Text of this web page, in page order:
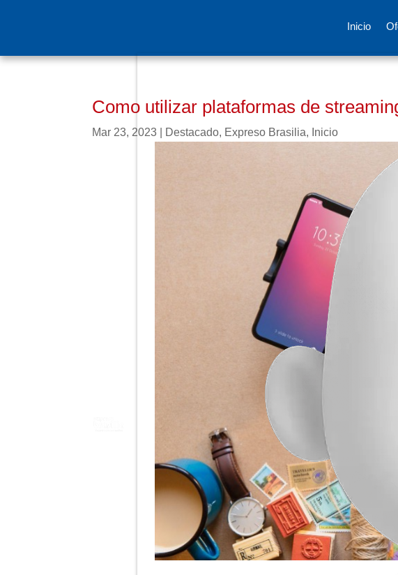
Inicio
Como utilizar plataformas de
Mar 23, 2023 Destacado, Expreso Brasilia, Inicio